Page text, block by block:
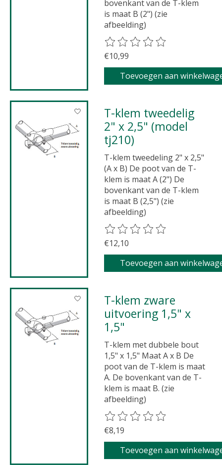
bovenkant van de T-klem
is maat B (2") (zie
afbeelding)
De beoordeling van dit
€10,99
Toevoegen aan
T-klem tweedelig
2" x 2,5" (model
tj210)
T-klem tweedeling 2" x 2,5"
(A x B) De poot van de T-
klem is maat A (2") De
bovenkant van de T-klem
is maat B (2,5") (zie
afbeelding)
De beoordeling van dit
€12,10
Toevoegen aan
T-klem zware
uitvoering 1,5" x
1,5"
T-klem met dubbele bout
1,5" x 1,5" Maat A x B De
poot van de T-klem is maat
A. De bovenkant van de T-
klem is maat B. (zie
afbeelding)
De beoordeling van dit
€8,19
Toevoegen aan